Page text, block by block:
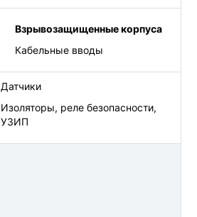
Взрывозащищенные корпуса
Кабельные вводы
Датчики
Изоляторы, реле безопасности,
УЗИП